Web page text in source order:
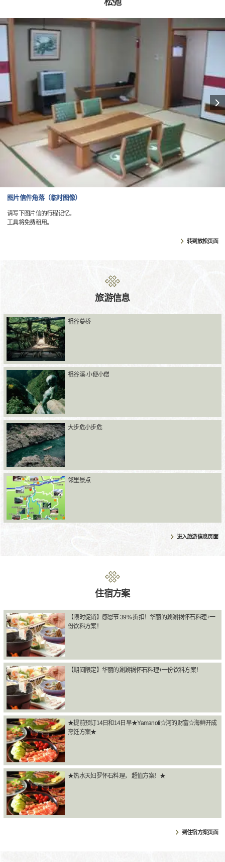
松弛
图片信件角落（临时图像）
请写下图片信的行程记忆。
工具将免费租用。
转到放松页面
旅游信息
祖谷蔓桥
祖谷溪·小便小僧
大步危小步危
邻里景点
进入旅游信息页面
住宿方案
【限时促销】感恩节 39% 折扣！华丽的涮涮锅怀石料理+一
份饮料方案！
【期间限定】华丽的涮涮锅怀石料理+一份饮料方案！
★提前预订14日和14日早★Yamanofi☆河的财富☆海鲜开成
烹饪方案★
★热水天妇罗怀石料理， 超值方案！★
到住宿方案页面